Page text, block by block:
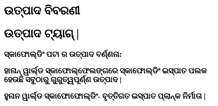
ଉତ୍ପାଦ ବିବରଣୀ
ଉତ୍ପାଦ ଟ୍ୟାଗ୍ |
ସ୍କାଫୋଲ୍ଡିଂ ପଟା ର ଉତ୍ପାଦ ବର୍ଣ୍ଣନା:
ହାନାନ୍ ୱାର୍ଲ୍ଡ ସ୍କାଫୋଲ୍ଫେଲଙ୍ଗରେ ସ୍କାଫୋଲ୍ଡିଂ ଇସ୍ପାତ ପଲକ
ହେଉଛି ସବୁଠାରୁ ଗୁରୁତ୍ୱପୂର୍ଣ୍ଣ ଉତ୍ପାଦ |
ହୁନାନ ୱାର୍ଲ୍ଡ ସ୍କାଫୋଫୋଲ୍ଡିଂ- ବୃତ୍ତିଗତ ଇସ୍ପାତ ପ୍ଲାନ୍କ ନିର୍ମାତା |